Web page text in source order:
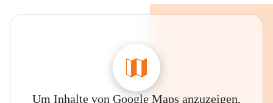
Um Inhalte von Google Maps anzuzeigen,